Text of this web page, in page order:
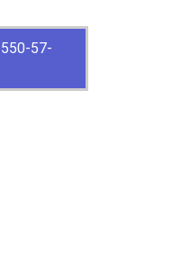
57-